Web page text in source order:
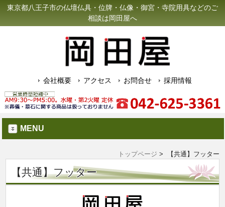
東京都八王子市の仏壇仏具・位牌・仏像・御宮・寺院用具などのご
相談は岡田屋へ
会社概要 アクセス お問合せ 採用情報
MENU
トップページ > 【共通】フッター
【共通】フッター